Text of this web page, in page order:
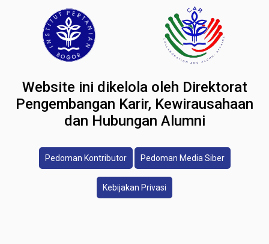
Website ini dikelola oleh Direktorat
Pengembangan Karir, Kewirausahaan
dan Hubungan Alumni
Pedoman Kontributor Pedoman Media Siber
Kebijakan Privasi